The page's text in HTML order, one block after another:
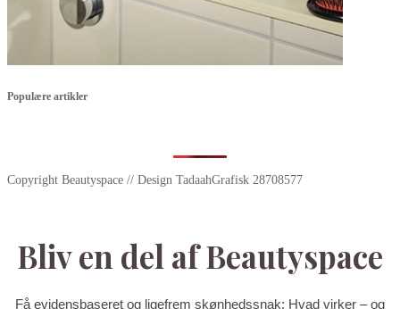
Populære artikler
Copyright Beautyspace // Design TadaahGrafisk 28708577
Bliv en del af Beautyspace
Få evidensbaseret og ligefrem skønhedssnak: Hvad virker – og